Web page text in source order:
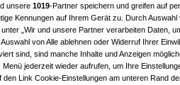
Re(22):
Re(13): Testfahrt VW Passat 2.0 (Gott
Re(14): Testfahrt VW Passat 2.0(phj
^ Forum Auto & Motorrad #2314363
Re(15): Testfahrt VW Passat 2.0
Ein 90PS TDI in einem leichten
unsere 1019-Partner speichern und greifen auf
Kennungen auf Ihrem Gerät zu. Durch
„Wir und unsere Partner verarbeiten Daten,
Auswahl von Alle ablehnen oder Widerruf Ihrer
sind, sind manche Inhalte und Anzeigen
Menü jederzeit wieder aufrufen, um Ihre
den Link Cookie-Einstellungen am unteren Rand